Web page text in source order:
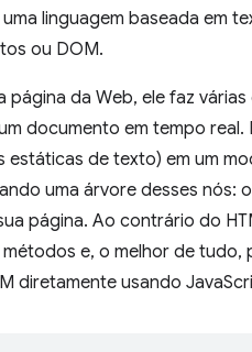
linguagem baseada em
ou DOM.
da Web, ele faz
documento em tempo
estáticas de texto) em um
uma árvore desses nós:
página. Ao contrário do
e, o melhor de tudo,
diretamente usando